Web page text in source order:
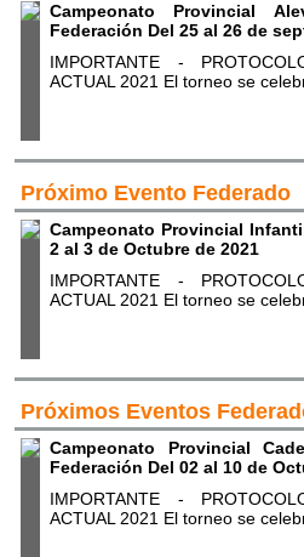
Campeonato Provincial
Federación Del 25 al 26 de
IMPORTANTE -
ACTUAL 2021 El torneo se
Próximo Evento Federado
Campeonato Provincial
2 al 3 de Octubre de 2021
IMPORTANTE -
ACTUAL 2021 El torneo se
Próximos Eventos
Campeonato Provincial
Federación Del 02 al 10 de
IMPORTANTE -
ACTUAL 2021 El torneo se